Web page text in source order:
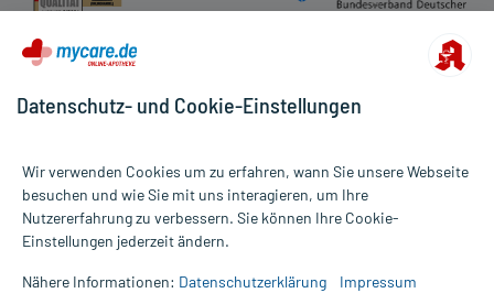
Alle Preise gelten inkl. MwSt., ggf. zzgl. Versandkosten
Informationen auf dieser Website werden ausschließlich für
die Untersuchung und Behandlung durch einen Arzt. Bitte
Datenschutz- und Cookie-Einstellungen
Wir verwenden Cookies um zu erfahren, wann Sie unsere Webseite
besuchen und wie Sie mit uns interagieren, um Ihre
Nutzererfahrung zu verbessern. Sie können Ihre Cookie-
Einstellungen jederzeit ändern.
Nähere Informationen: Datenschutzerklärung Impressum